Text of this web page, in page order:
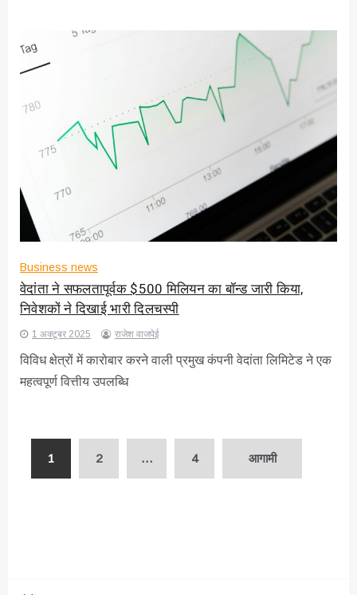
Business news
वेदांता ने सफलतापूर्वक $500 मिलियन का बॉन्ड जारी किया,
निवेशकों ने दिखाई भारी दिलचस्पी
1 अक्टूबर 2025 राजेश वाजपेई
विविध क्षेत्रों में कारोबार करने वाली प्रमुख कंपनी वेदांता लिमिटेड ने एक
महत्वपूर्ण वित्तीय उपलब्धि
1 2 … 4 आगामी